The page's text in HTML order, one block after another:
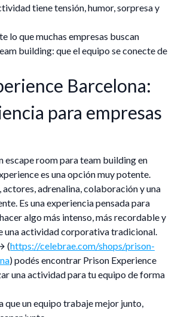
tiene tensión, humor, sorpresa y
lo que muchas empresas buscan
building: que el equipo se conecte de
Barcelona:
para empresas
escape room para team building en
es una opción muy potente.
adrenalina, colaboración y una
Es una experiencia pensada para
algo más intenso, más recordable y
una actividad corporativa tradicional.
(https://celebrae.com/shops/prison-
) podés encontrar Prison Experience
una actividad para tu equipo de forma
que un equipo trabaje mejor junto,